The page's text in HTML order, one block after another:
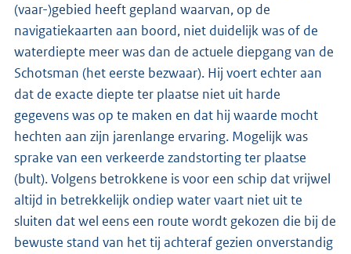
(vaar-)gebied heeft gepland waarvan, op de
navigatiekaarten aan boord, niet duidelijk was of de
waterdiepte meer was dan de actuele diepgang van de
Schotsman (het eerste bezwaar). Hij voert echter aan
dat de exacte diepte ter plaatse niet uit harde
gegevens was op te maken en dat hij waarde mocht
hechten aan zijn jarenlange ervaring. Mogelijk was
sprake van een verkeerde zandstorting ter plaatse
(bult). Volgens betrokkene is voor een schip dat vrijwel
altijd in betrekkelijk ondiep water vaart niet uit te
sluiten dat wel eens een route wordt gekozen die bij de
bewuste stand van het tij achteraf gezien onverstandig